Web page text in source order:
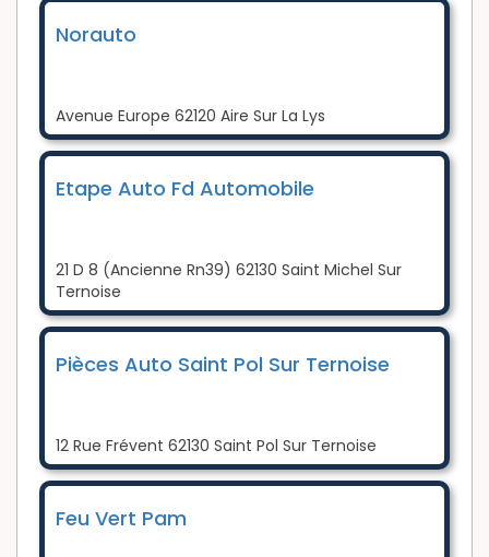
Norauto
Avenue Europe 62120 Aire Sur La Lys
Etape Auto Fd Automobile
21 D 8 (Ancienne Rn39) 62130 Saint Michel Sur
Ternoise
Pièces Auto Saint Pol Sur Ternoise
12 Rue Frévent 62130 Saint Pol Sur Ternoise
Feu Vert Pam